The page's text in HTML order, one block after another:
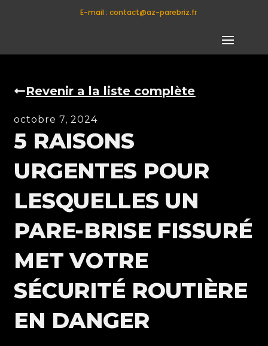
E-mail : contact@az-parebriz.fr
Revenir a la liste complète
octobre 7, 2024
5 RAISONS
URGENTES POUR
LESQUELLES UN
PARE-BRISE FISSURÉ
MET VOTRE
SÉCURITÉ ROUTIÈRE
EN DANGER